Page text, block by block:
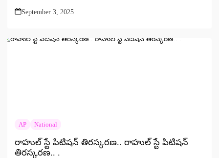
September 3, 2025
AP National
రాహుల్ స్టే పిటిషన్ తిరస్కరణ.. రాహుల్ స్టే పిటిషన్
తిరస్కరణ.. .